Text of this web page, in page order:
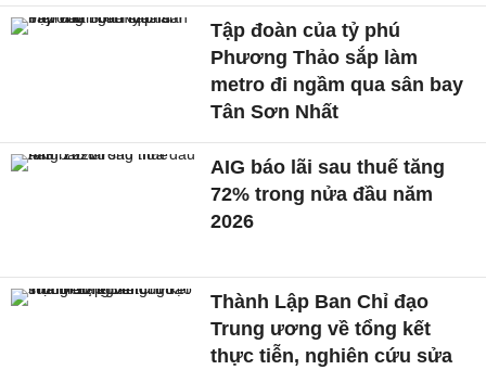
Tập đoàn của tỷ phú
Phương Thảo sắp làm
metro đi ngầm qua sân bay
Tân Sơn Nhất
AIG báo lãi sau thuế tăng
72% trong nửa đầu năm
2026
Thành Lập Ban Chỉ đạo
Trung ương về tổng kết
thực tiễn, nghiên cứu sửa